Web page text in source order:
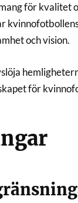
för kvalitet
och vision.
för